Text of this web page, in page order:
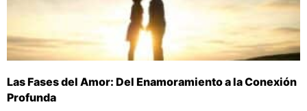
Las Fases del Amor: Del Enamoramiento a la Conexión
Profunda